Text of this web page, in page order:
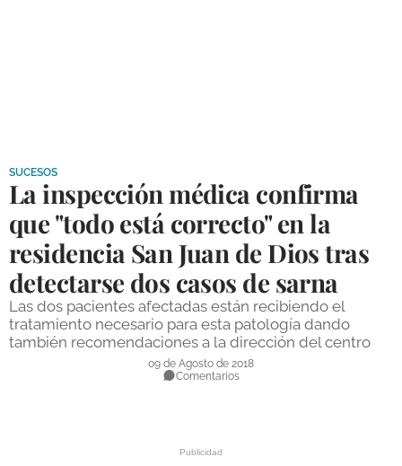
DEPORTES
COMPETICIONES
DEPORTE BASE
OPINIÓN
VENTANA CIUDADANA
SUCESOS
La inspección médica confirma
que "todo está correcto" en la
residencia San Juan de Dios tras
detectarse dos casos de sarna
Las dos pacientes afectadas están recibiendo el
tratamiento necesario para esta patología dando
también recomendaciones a la dirección del centro
09 de Agosto de 2018
Comentarios